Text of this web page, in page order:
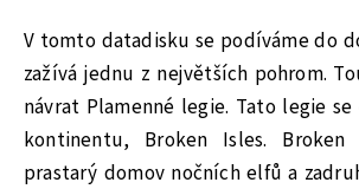
V tomto datadisku se podíváme do
zažívá jednu z největších pohrom.
návrat Plamenné legie. Tato legie
kontinentu, Broken Isles.
prastarý domov nočních elfů a